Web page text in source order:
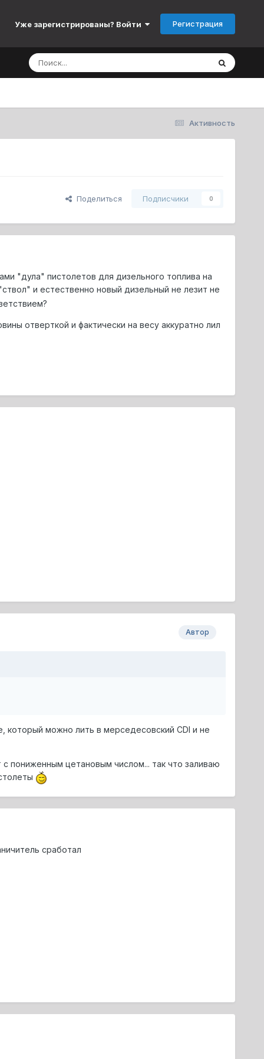
Уже зарегистрированы? Войти Регистрация
Активность
Поделиться Подписчики 0
"дула" пистолетов для дизельного топлива на
и естественно новый дизельный не лезит не
отверткой и фактически на весу аккуратно лил
Автор
который можно лить в мерседесовский CDI и не
пониженным цетановым числом... так что заливаю
сработал